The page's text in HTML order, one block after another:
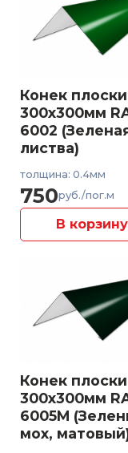
Конек
300x300мм
6002
листва)
толщина: 0.4мм
750руб./пог.м
В корзину
Конек
300x300мм
6005M
мох,